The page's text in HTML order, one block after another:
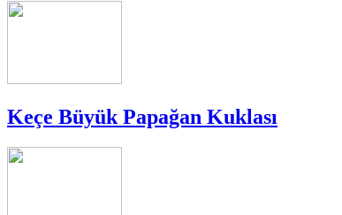
Keçe Büyük Papağan Kuklası